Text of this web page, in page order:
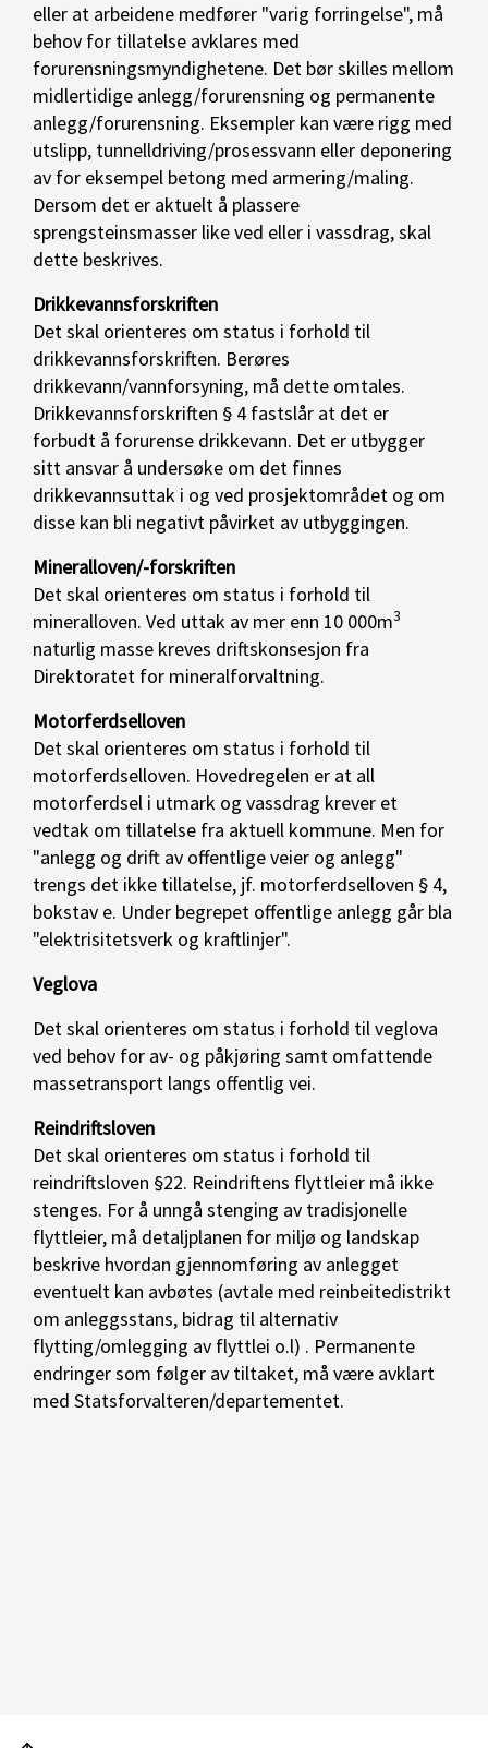
eller at arbeidene medfører "varig forringelse", må
behov for tillatelse avklares med
forurensningsmyndighetene. Det bør skilles mellom
midlertidige anlegg/forurensning og permanente
anlegg/forurensning. Eksempler kan være rigg med
utslipp, tunnelldriving/prosessvann eller deponering
av for eksempel betong med armering/maling.
Dersom det er aktuelt å plassere
sprengsteinsmasser like ved eller i vassdrag, skal
dette beskrives.
Drikkevannsforskriften
Det skal orienteres om status i forhold til
drikkevannsforskriften. Berøres
drikkevann/vannforsyning, må dette omtales.
Drikkevannsforskriften § 4 fastslår at det er
forbudt å forurense drikkevann. Det er utbygger
sitt ansvar å undersøke om det finnes
drikkevannsuttak i og ved prosjektområdet og om
disse kan bli negativt påvirket av utbyggingen.
Mineralloven/-forskriften
Det skal orienteres om status i forhold til
mineralloven. Ved uttak av mer enn 10 000m3
naturlig masse kreves driftskonsesjon fra
Direktoratet for mineralforvaltning.
Motorferdselloven
Det skal orienteres om status i forhold til
motorferdselloven. Hovedregelen er at all
motorferdsel i utmark og vassdrag krever et
vedtak om tillatelse fra aktuell kommune. Men for
"anlegg og drift av offentlige veier og anlegg"
trengs det ikke tillatelse, jf. motorferdselloven § 4,
bokstav e. Under begrepet offentlige anlegg går bla
"elektrisitetsverk og kraftlinjer".
Veglova
Det skal orienteres om status i forhold til veglova
ved behov for av- og påkjøring samt omfattende
massetransport langs offentlig vei.
Reindriftsloven
Det skal orienteres om status i forhold til
reindriftsloven §22. Reindriftens flyttleier må ikke
stenges. For å unngå stenging av tradisjonelle
flyttleier, må detaljplanen for miljø og landskap
beskrive hvordan gjennomføring av anlegget
eventuelt kan avbøtes (avtale med reinbeitedistrikt
om anleggsstans, bidrag til alternativ
flytting/omlegging av flyttlei o.l) . Permanente
endringer som følger av tiltaket, må være avklart
med Statsforvalteren/departementet.